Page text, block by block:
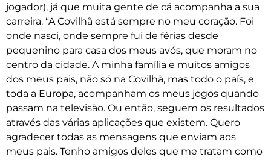
jogador), já que muita gente de cá acompanha a sua
carreira. “A Covilhã está sempre no meu coração. Foi
onde nasci, onde sempre fui de férias desde
pequenino para casa dos meus avós, que moram no
centro da cidade. A minha família e muitos amigos
dos meus pais, não só na Covilhã, mas todo o país, e
toda a Europa, acompanham os meus jogos quando
passam na televisão. Ou então, seguem os resultados
através das várias aplicações que existem. Quero
agradecer todas as mensagens que enviam aos
meus pais. Tenho amigos deles que me tratam como